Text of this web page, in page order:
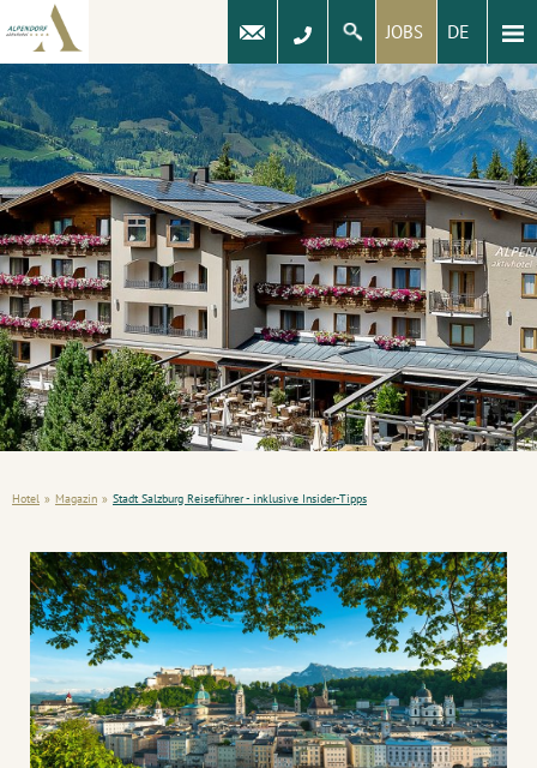
JOBS DE
Hotel » Magazin » Stadt Salzburg Reiseführer - inklusive Insider-Tipps